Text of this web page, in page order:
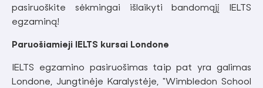
pasiruoškite sėkmingai išlaikyti bandomąjį IELTS
egzaminą!
Paruošiamieji IELTS kursai Londone
IELTS egzamino pasiruošimas taip pat yra galimas
Londone, Jungtinėje Karalystėje, "Wimbledon School